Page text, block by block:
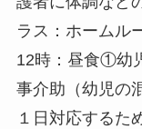
ラス：ホームル
12時：昼食①幼
事介助（幼児の
１日対応するた